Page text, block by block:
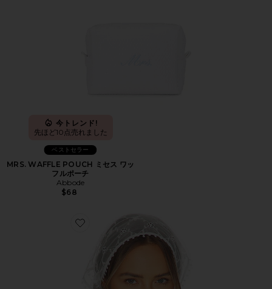
今トレンド!
先ほど10点売れました
ベストセラー
MRS. WAFFLE POUCH ミセス ワッ
フルポーチ
Abbode
$68
Favorite JOSEFINA スカーフ